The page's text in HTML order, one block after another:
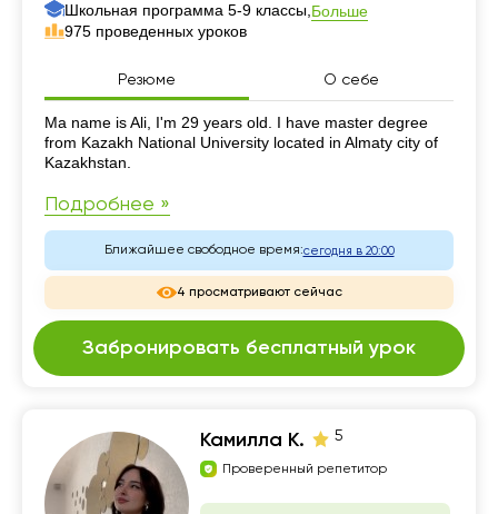
Школьная программа 5-9 классы, Больше
975 проведенных уроков
Резюме О себе
Резюме
Ma name is Ali, I'm 29 years old. I have master degree
from Kazakh National University located in Almaty city of
Kazakhstan.
Подробнее »
Ближайшее свободное время:сегодня в 20:00
4 просматривают сейчас
Забронировать бесплатный урок
Камилла К. 5
Проверенный репетитор